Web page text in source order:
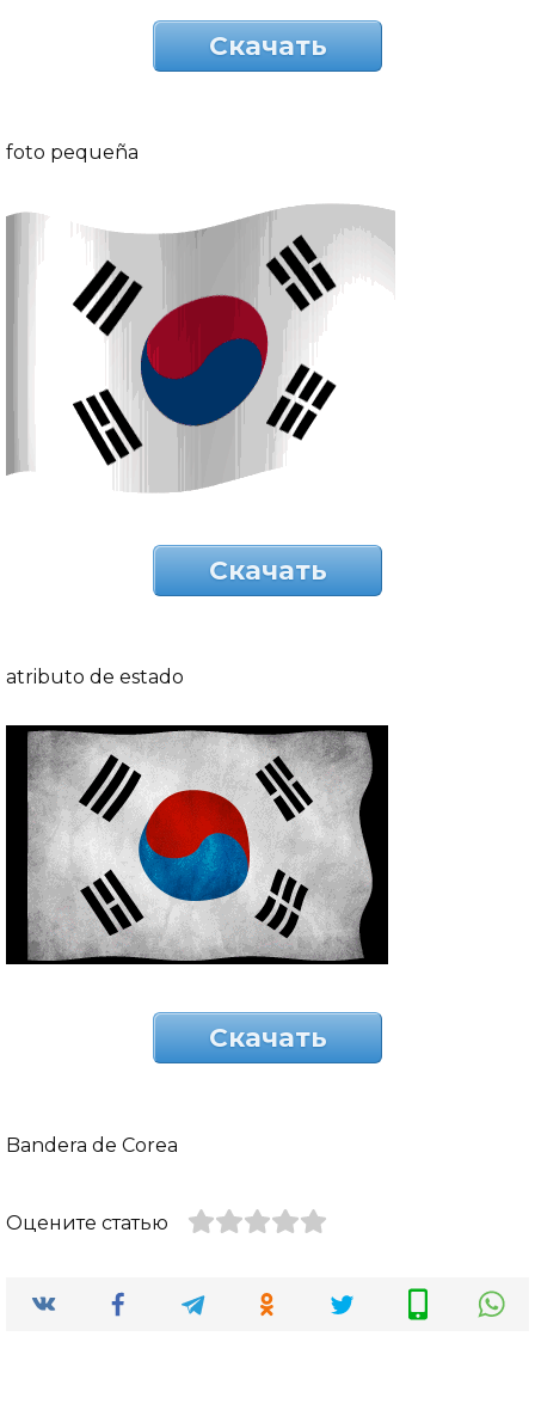
Скачать
foto pequeña
Скачать
atributo de estado
Скачать
Bandera de Corea
Оцените статью